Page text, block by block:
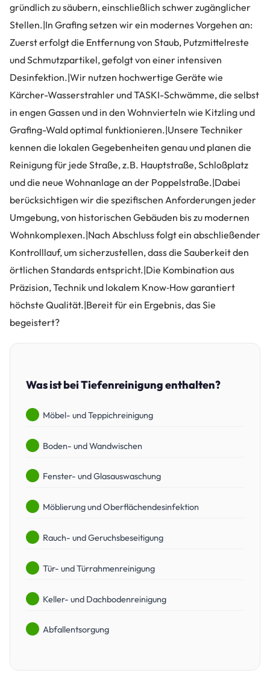
gründlich zu säubern, einschließlich schwer zugänglicher
Stellen.|In Grafing setzen wir ein modernes Vorgehen an:
Zuerst erfolgt die Entfernung von Staub, Putzmittelreste
und Schmutzpartikel, gefolgt von einer intensiven
Desinfektion.|Wir nutzen hochwertige Geräte wie
Kärcher-Wasserstrahler und TASKI-Schwämme, die selbst
in engen Gassen und in den Wohnvierteln wie Kitzling und
Grafing-Wald optimal funktionieren.|Unsere Techniker
kennen die lokalen Gegebenheiten genau und planen die
Reinigung für jede Straße, z.B. Hauptstraße, Schloßplatz
und die neue Wohnanlage an der Poppelstraße.|Dabei
berücksichtigen wir die spezifischen Anforderungen jeder
Umgebung, von historischen Gebäuden bis zu modernen
Wohnkomplexen.|Nach Abschluss folgt ein abschließender
Kontrolllauf, um sicherzustellen, dass die Sauberkeit den
örtlichen Standards entspricht.|Die Kombination aus
Präzision, Technik und lokalem Know‑How garantiert
höchste Qualität.|Bereit für ein Ergebnis, das Sie
begeistert?
Was ist bei Tiefenreinigung enthalten?
Möbel- und Teppichreinigung
Boden- und Wandwischen
Fenster- und Glasauswaschung
Möblierung und Oberflächendesinfektion
Rauch- und Geruchsbeseitigung
Tür- und Türrahmenreinigung
Keller- und Dachbodenreinigung
Abfallentsorgung